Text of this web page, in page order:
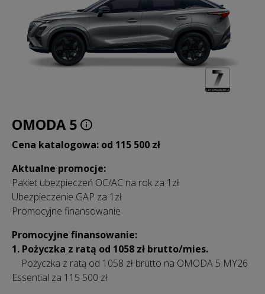
OMODA 5
Cena katalogowa: od 115 500 zł
Aktualne promocje:
Pakiet ubezpieczeń OC/AC na rok za 1zł
Ubezpieczenie GAP za 1zł
Promocyjne finansowanie
Promocyjne finansowanie:
1. Pożyczka z ratą od 1058 zł brutto/mies.
Pożyczka z ratą od 1058 zł brutto na OMODA 5 MY26
Essential za 115 500 zł